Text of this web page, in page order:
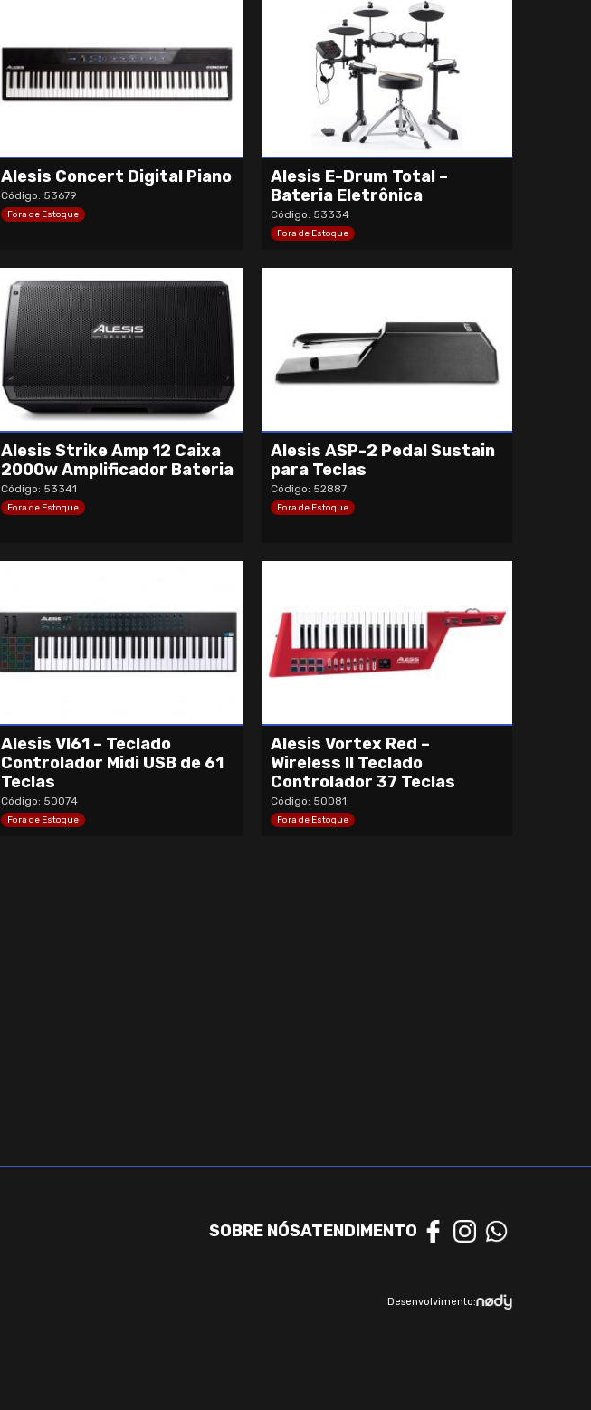
Alesis Concert Digital Piano
Código: 53679
Fora de Estoque
Alesis E-Drum Total –
Bateria Eletrônica
Código: 53334
Fora de Estoque
Alesis Strike Amp 12 Caixa
2000w Amplificador Bateria
Código: 53341
Fora de Estoque
Alesis ASP-2 Pedal Sustain
para Teclas
Código: 52887
Fora de Estoque
Alesis VI61 – Teclado
Controlador Midi USB de 61
Teclas
Código: 50074
Fora de Estoque
Alesis Vortex Red –
Wireless II Teclado
Controlador 37 Teclas
Código: 50081
Fora de Estoque
SOBRE NÓSATENDIMENTO
Desenvolvimento: